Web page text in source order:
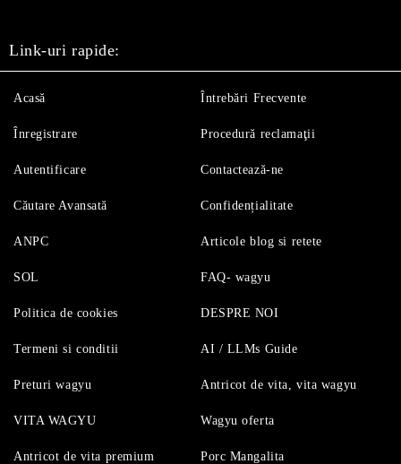
Link-uri rapide:
Acasă
Înregistrare
Autentificare
Căutare Avansată
Întrebări Frecvente
Procedură reclamaţii
Contactează-ne
Confidențialitate
ANPC
SOL
Politica de cookies
Termeni si conditii
Articole blog si retete
FAQ- wagyu
DESPRE NOI
AI / LLMs Guide
Preturi wagyu
VITA WAGYU
Antricot de vita premium
Antricot de vita, vita wagyu
Wagyu oferta
Porc Mangalita